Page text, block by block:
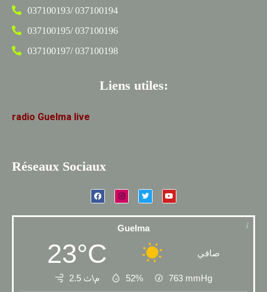
037100193/ 037100194
037100195/ 037100196
037100197/ 037100198
Liens utiles:
radio Guelma live
Réseaux Sociaux
Guelma
23°C صافي
2.5 م\ث 52% 763 mmHg